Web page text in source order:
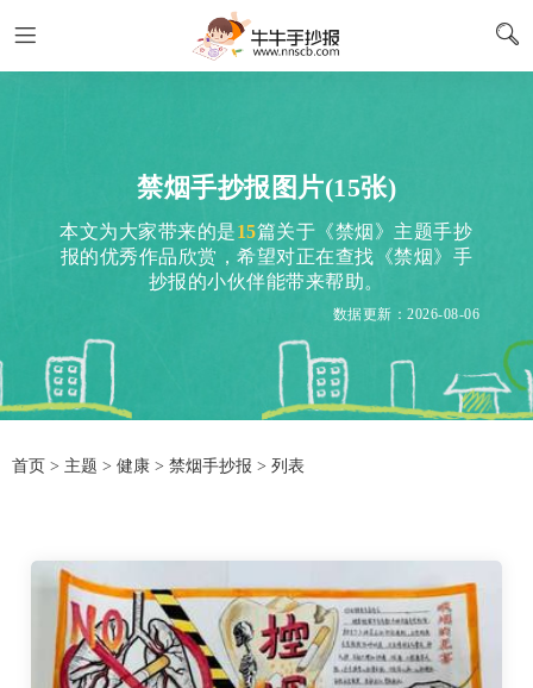
禁烟手抄报图片(15张)
本文为大家带来的是15篇关于《禁烟》主题手抄
报的优秀作品欣赏，希望对正在查找《禁烟》手
抄报的小伙伴能带来帮助。
数据更新：2026-08-06
首页 > 主题 > 健康 > 禁烟手抄报 > 列表